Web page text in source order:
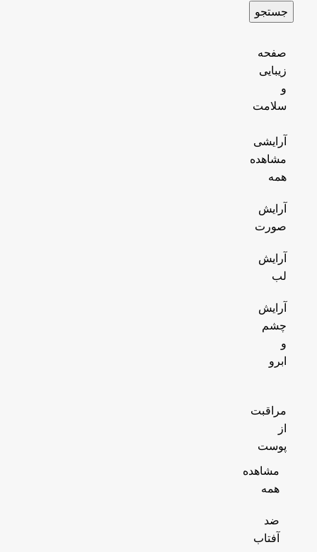
جستجو
صفحه
زیبایی
و
سلامت
آرایشی
مشاهده
همه
آرایش
صورت
آرایش
لب
آرایش
چشم
و
ابرو
مراقبت
از
پوست
مشاهده
همه
ضد
آفتاب